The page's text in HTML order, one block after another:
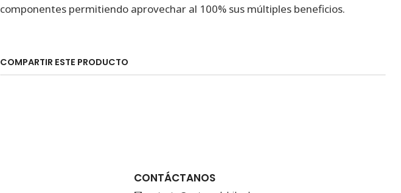
componentes permitiendo aprovechar al 100% sus múltiples beneficios.
COMPARTIR ESTE PRODUCTO
CONTÁCTANOS